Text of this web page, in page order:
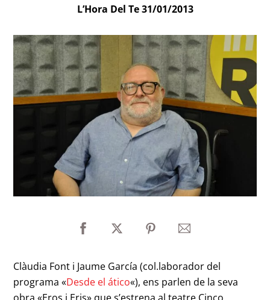
L’Hora Del Te 31/01/2013
Clàudia Font i Jaume García (col.laborador del
programa «Desde el ático«), ens parlen de la seva